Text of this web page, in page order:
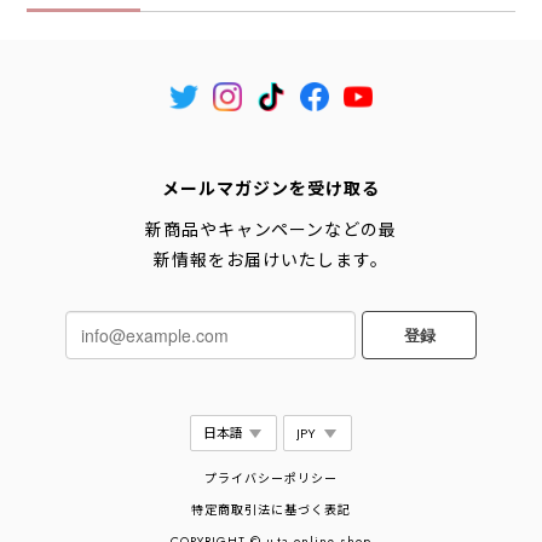
メールマガジンを受け取る
新商品やキャンペーンなどの最
新情報をお届けいたします。
登録
プライバシーポリシー
特定商取引法に基づく表記